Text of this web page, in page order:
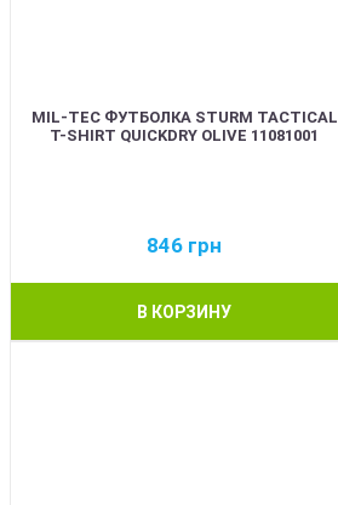
MIL-TEC ФУТБОЛКА STURM TACTICAL
T-SHIRT QUICKDRY OLIVE 11081001
846 грн
В КОРЗИНУ